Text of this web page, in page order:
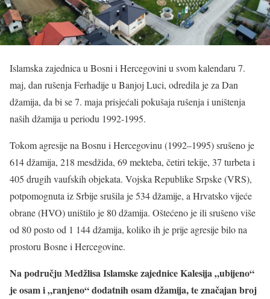
Islamska zajednica u Bosni i Hercegovini u svom kalendaru 7.
maj, dan rušenja Ferhadije u Banjoj Luci, odredila je za Dan
džamija, da bi se 7. maja prisjećali pokušaja rušenja i uništenja
naših džamija u periodu 1992-1995.
Tokom agresije na Bosnu i Hercegovinu (1992–1995) srušeno je
614 džamija, 218 mesdžida, 69 mekteba, četiri tekije, 37 turbeta i
405 drugih vaufskih objekata. Vojska Republike Srpske (VRS),
potpomognuta iz Srbije srušila je 534 džamije, a Hrvatsko vijeće
obrane (HVO) uništilo je 80 džamija. Oštećeno je ili srušeno više
od 80 posto od 1 144 džamija, koliko ih je prije agresije bilo na
prostoru Bosne i Hercegovine.
Na području Medžlisa Islamske zajednice Kalesija „ubijeno“
je osam i „ranjeno“ dodatnih osam džamija, te značajan broj